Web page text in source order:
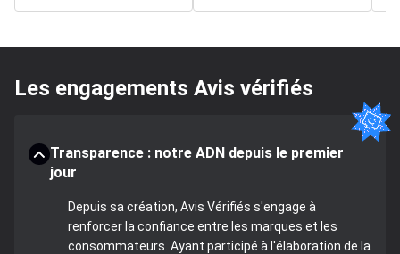
Les engagements Avis vérifiés
Transparence : notre ADN depuis le premier
jour
Depuis sa création, Avis Vérifiés s'engage à
renforcer la confiance entre les marques et les
consommateurs. Ayant participé à l'élaboration de la